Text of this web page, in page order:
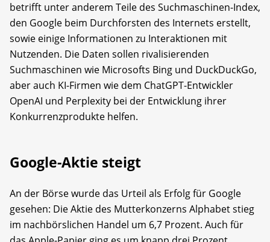
betrifft unter anderem Teile des Suchmaschinen-Index,
den Google beim Durchforsten des Internets erstellt,
sowie einige Informationen zu Interaktionen mit
Nutzenden. Die Daten sollen rivalisierenden
Suchmaschinen wie Microsofts Bing und DuckDuckGo,
aber auch KI-Firmen wie dem ChatGPT-Entwickler
OpenAI und Perplexity bei der Entwicklung ihrer
Konkurrenzprodukte helfen.
Google-Aktie steigt
An der Börse wurde das Urteil als Erfolg für Google
gesehen: Die Aktie des Mutterkonzerns Alphabet stieg
im nachbörslichen Handel um 6,7 Prozent. Auch für